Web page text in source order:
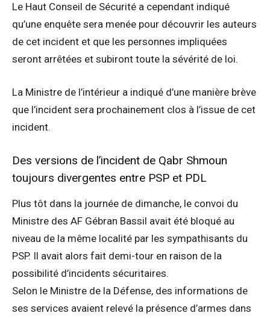
Le Haut Conseil de Sécurité a cependant indiqué
qu’une enquête sera menée pour découvrir les auteurs
de cet incident et que les personnes impliquées
seront arrêtées et subiront toute la sévérité de loi.
La Ministre de l’intérieur a indiqué d’une manière brève
que l’incident sera prochainement clos à l’issue de cet
incident.
Des versions de l’incident de Qabr Shmoun
toujours divergentes entre PSP et PDL
Plus tôt dans la journée de dimanche, le convoi du
Ministre des AF Gébran Bassil avait été bloqué au
niveau de la même localité par les sympathisants du
PSP. Il avait alors fait demi-tour en raison de la
possibilité d’incidents sécuritaires.
Selon le Ministre de la Défense, des informations de
ses services avaient relevé la présence d’armes dans